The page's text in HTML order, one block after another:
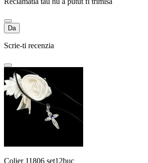
Da
Scrie-ti recenzia
Colier 11806 set12buc